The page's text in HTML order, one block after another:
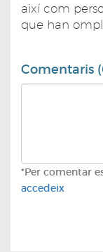
així com
que han
Comentaris
*Per comentar
accedeix